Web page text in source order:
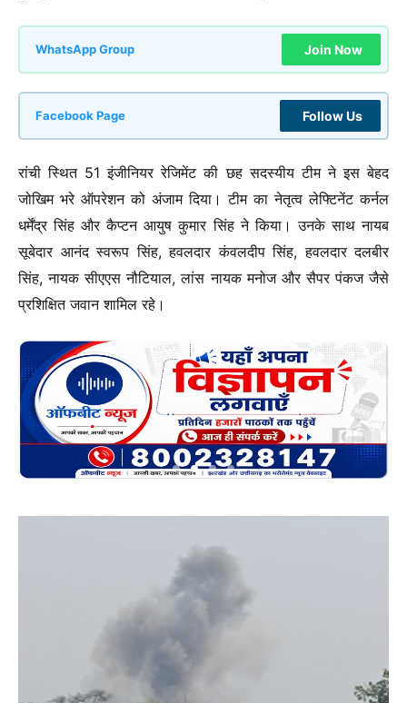
WhatsApp Group Join Now
Facebook Page Follow Us
रांची स्थित 51 इंजीनियर रेजिमेंट की छह सदस्यीय टीम ने इस बेहद
जोखिम भरे ऑपरेशन को अंजाम दिया। टीम का नेतृत्व लेफ्टिनेंट कर्नल
धर्मेंद्र सिंह और कैप्टन आयुष कुमार सिंह ने किया। उनके साथ नायब
सूबेदार आनंद स्वरूप सिंह, हवलदार कंवलदीप सिंह, हवलदार दलबीर
सिंह, नायक सीएएस नौटियाल, लांस नायक मनोज और सैपर पंकज जैसे
प्रशिक्षित जवान शामिल रहे।